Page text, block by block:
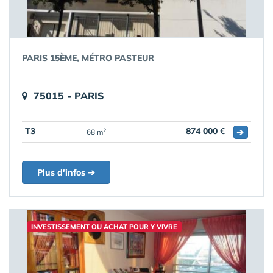
PARIS 15ÈME, MÉTRO PASTEUR
75015 - PARIS
T3 68 m2 874 000 € ➔
Plus d'infos ➔
INVESTISSEMENT OU ACHAT POUR Y VIVRE